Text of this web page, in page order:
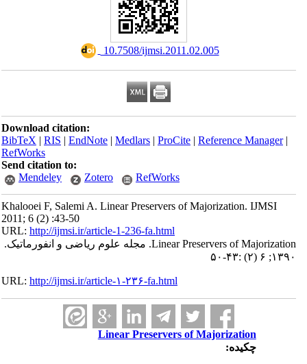
‎ 10.7508/ijmsi.2011.02.005
Download citation:
BibTeX|RIS|EndNote|Medlars|ProCite|Reference Manager
RefWorks
Send citation to:
Mendeley
Zotero RefWorks
Khalooei F, Salemi A. Linear Preservers of Majorization. IJMSI
2011; 6 (2) :43-50
URL:http://ijmsi.ir/article-1-236-fa.html
Linear Preservers of Majorization. مجله علوم ریاضی و انفورماتیک.
۱۳۹۰; ۶ (۲) :۴۳-۵۰
URL:http://ijmsi.ir/article-۱-۲۳۶-fa.html
Linear Preservers of Majorization
چکیده: